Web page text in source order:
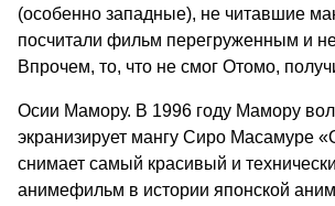
(особенно западные), не читавшие
посчитали фильм перегруженным и
Впрочем, то, что не смог Отомо,
Осии Мамору. В 1996 году Мамору
экранизирует мангу Сиро Масамуре
снимает самый красивый и
анимефильм в истории японской